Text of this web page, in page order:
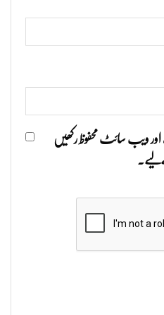
اور ویب سائٹ محفوظ رکھیں